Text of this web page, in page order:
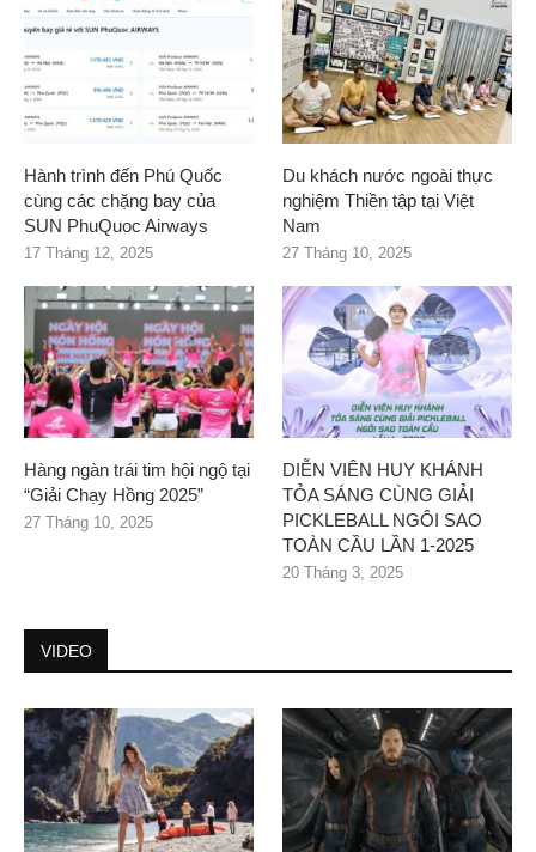
Hành trình đến Phú Quốc
cùng các chặng bay của
SUN PhuQuoc Airways
17 Tháng 12, 2025
Du khách nước ngoài thực
nghiệm Thiền tập tại Việt
Nam
27 Tháng 10, 2025
Hàng ngàn trái tim hội ngộ tại
“Giải Chạy Hồng 2025”
27 Tháng 10, 2025
DIỄN VIÊN HUY KHÁNH
TỎA SÁNG CÙNG GIẢI
PICKLEBALL NGÔI SAO
TOÀN CẦU LẦN 1-2025
20 Tháng 3, 2025
VIDEO